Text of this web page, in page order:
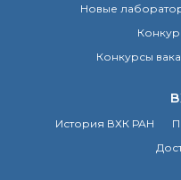
Конкурсы вакантных
Новые
Конкурсы
История ВХК РАН